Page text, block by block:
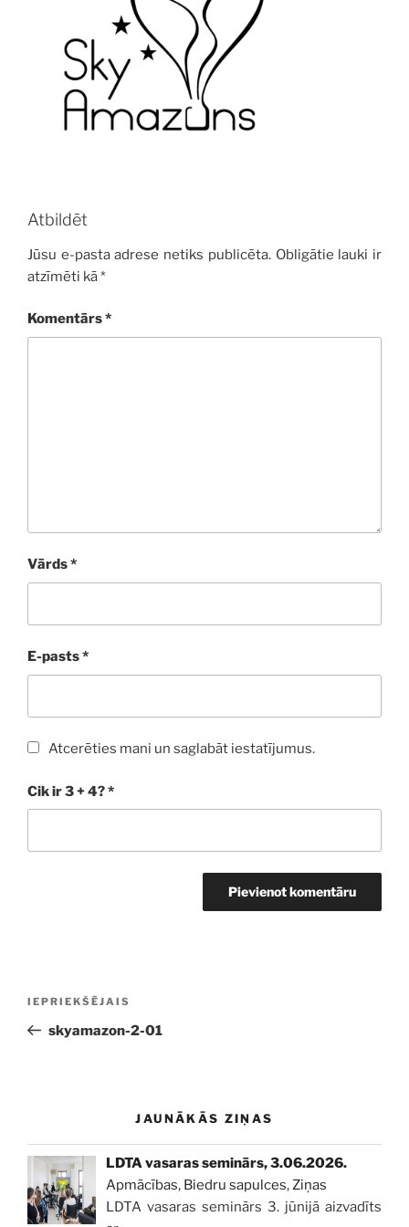
Atbildēt
Jūsu e-pasta adrese netiks publicēta. Obligātie lauki ir
atzīmēti kā*
Komentārs*
Vārds*
E-pasts*
Atcerēties mani un saglabāt iestatījumus.
Cik ir 3 + 4?*
Iepriekšējā
ziņa:
IEPRIEKŠĒJAIS
skyamazon-2-01
JAUNĀKĀS ZIŅAS
LDTA vasaras seminārs, 3.06.2026.
Apmācības, Biedru sapulces, Ziņas
LDTA vasaras seminārs 3. jūnijā aizvadīts